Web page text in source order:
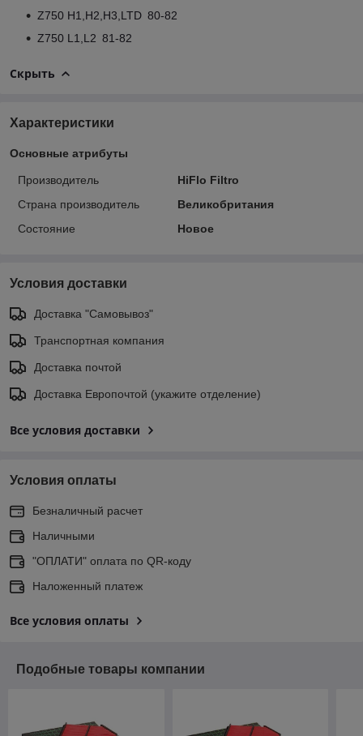
Z750 H1,H2,H3,LTD 80-82
Z750 L1,L2 81-82
Скрыть
Характеристики
Основные атрибуты
Производитель
HiFlo Filtro
Страна производитель
Великобритания
Состояние
Новое
Условия доставки
Доставка "Самовывоз"
Транспортная компания
Доставка почтой
Доставка Европочтой (укажите отделение)
Все условия доставки
Условия оплаты
Безналичный расчет
Наличными
"ОПЛАТИ" оплата по QR-коду
Наложенный платеж
Все условия оплаты
Подобные товары компании